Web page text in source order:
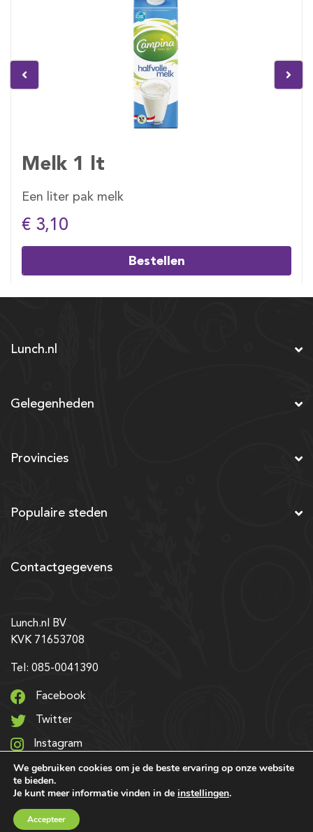
Melk 1 lt
Een liter pak melk
€ 3,10
Bestellen
Lunch.nl
Gelegenheden
Provincies
Populaire steden
Contactgegevens
Lunch.nl BV
KVK 71653708
Tel: 085-0041390
Facebook
Twitter
Instagram
LinkedIn
© 2026 Alle rechten voorbehouden | Ontwerp & realisatie:
We gebruiken cookies om je de beste ervaring op onze website
te bieden.
Je kunt meer informatie vinden in de instellingen.
Accepteer